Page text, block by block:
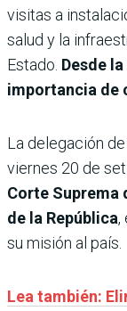
visitas a
salud y la
Estado. Desde
importancia de
La delegación
viernes 20 de
Corte Suprema
de la República,
su misión al país.
Lea también: